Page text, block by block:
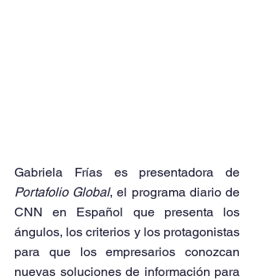
Portafolio Global, el programa diario de
CNN en Español que presenta los
ángulos, los criterios y los protagonistas
para que los empresarios conozcan
nuevas soluciones de información para